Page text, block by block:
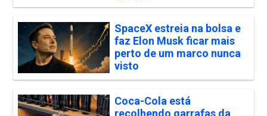
SpaceX estreia na bolsa e
faz Elon Musk ficar mais
perto de um marco nunca
visto
Coca-Cola está
recolhendo garrafas da